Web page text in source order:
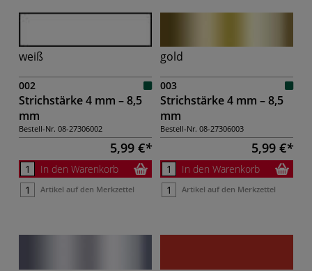
weiß
002
Strichstärke 4 mm – 8,5
mm
Bestell-Nr. 08-27306002
5,99 €
In den Warenkorb
Artikel auf den Merkzettel
gold
003
Strichstärke 4 mm – 8,5
mm
Bestell-Nr. 08-27306003
5,99 €
In den Warenkorb
Artikel auf den Merkzettel